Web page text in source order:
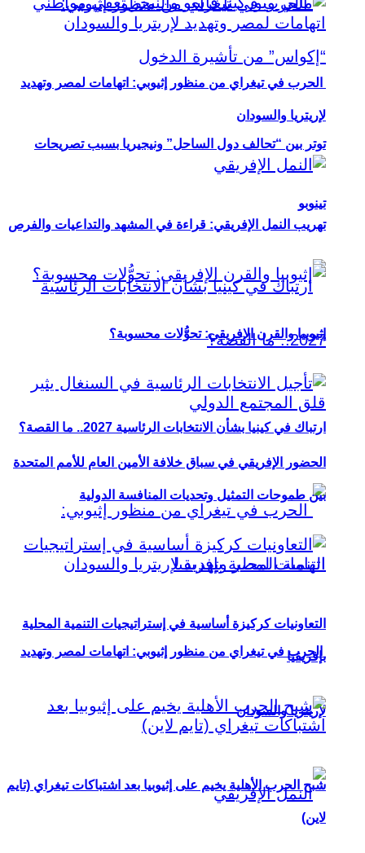
توتر بين “تحالف دول الساحل” ونيجيريا بسبب تصريحات
تينوبو
ارتباك في كينيا بشأن الانتخابات الرئاسية 2027.. ما القصة؟
الحرب في تيغراي من منظور إثيوبي: اتهامات لمصر وتهديد
لإريتريا والسودان
الحرب في تيغراي من منظور إثيوبي: اتهامات لمصر وتهديد
لإريتريا والسودان
تهريب النمل الإفريقي: قراءة في المشهد والتداعيات والفرص
إثيوبيا والقرن الإفريقي: تحوُّلات محسوبة؟
الحضور الإفريقي في سباق خلافة الأمين العام للأمم المتحدة
بين طموحات التمثيل وتحديات المنافسة الدولية
التعاونيات كركيزة أساسية في إستراتيجيات التنمية المحلية
بإفريقيا
شبح الحرب الأهلية يخيم على إثيوبيا بعد اشتباكات تيغراي (تايم
لاين)